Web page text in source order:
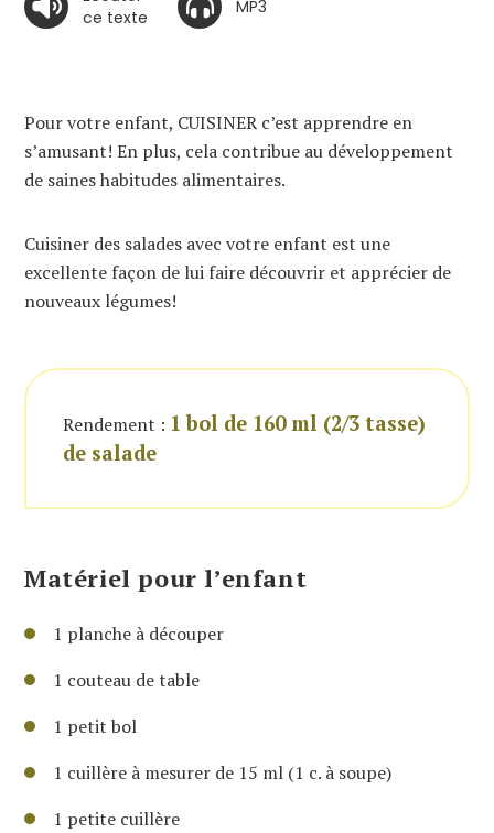
ce texte
MP3
Pour votre enfant, CUISINER c’est apprendre en
s’amusant! En plus, cela contribue au développement
de saines habitudes alimentaires.
Cuisiner des salades avec votre enfant est une
excellente façon de lui faire découvrir et apprécier de
nouveaux légumes!
Rendement : 1 bol de 160 ml (2/3 tasse)
de salade
Matériel pour l’enfant
1 planche à découper
1 couteau de table
1 petit bol
1 cuillère à mesurer de 15 ml (1 c. à soupe)
1 petite cuillère